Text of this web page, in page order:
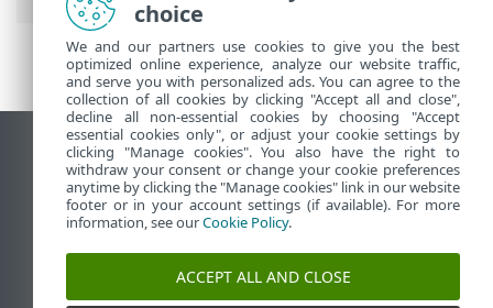
Использовать сайт для ПК
End of Life
База знаний ESET
ESET Status Portal
Региональная поддержка
choice
We and our partners use cookies to give you the best
optimized online experience, analyze our website traffic,
and serve you with personalized ads. You can agree to the
collection of all cookies by clicking "Accept all and close",
decline all non-essential cookies by choosing "Accept
essential cookies only", or adjust your cookie settings by
clicking "Manage cookies". You also have the right to
withdraw your consent or change your cookie preferences
anytime by clicking the "Manage cookies" link in our website
footer or in your account settings (if available). For more
information, see ourCookie Policy.
ACCEPT ALL AND CLOSE